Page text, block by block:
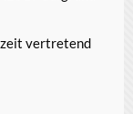
vertretend